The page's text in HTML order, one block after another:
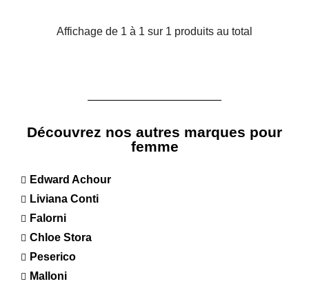
Affichage de 1 à 1 sur 1 produits au total
Découvrez nos autres marques pour
femme
Edward Achour
Liviana Conti
Falorni
Chloe Stora
Peserico
Malloni